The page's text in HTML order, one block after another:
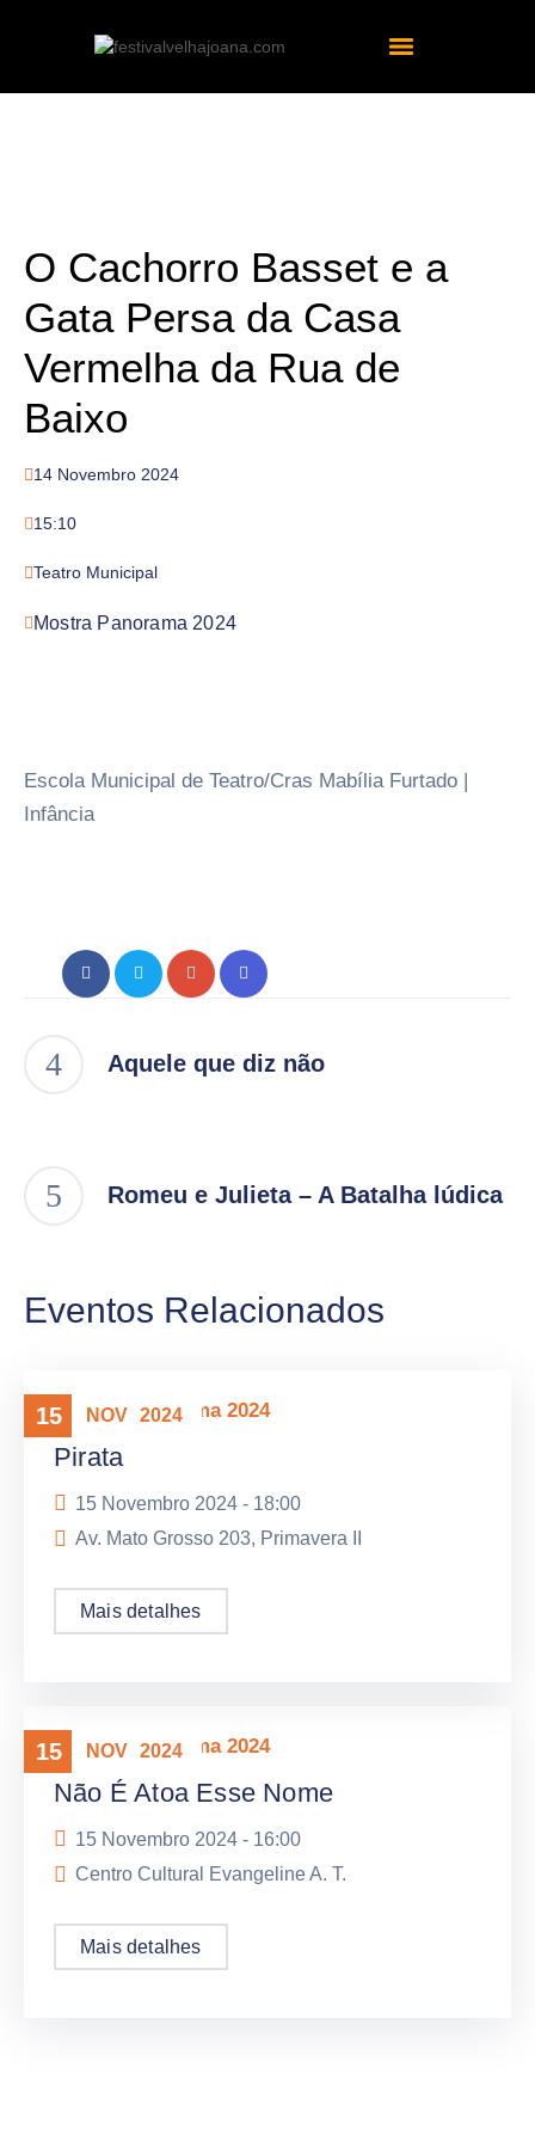
O Cachorro Basset e a
Gata Persa da Casa
Vermelha da Rua de
Baixo
14 Novembro 2024
15:10
Teatro Municipal
Mostra Panorama 2024
Escola Municipal de Teatro/Cras Mabília Furtado |
Infância
Aquele que diz não
Romeu e Julieta – A Batalha lúdica
Eventos Relacionados
15 NOV 2024
Mostra Panorama 2024
Pirata
15 Novembro 2024 - 18:00
Av. Mato Grosso 203, Primavera II
Mais detalhes
15 NOV 2024
Mostra Panorama 2024
Não É Atoa Esse Nome
15 Novembro 2024 - 16:00
Centro Cultural Evangeline A. T.
Mais detalhes